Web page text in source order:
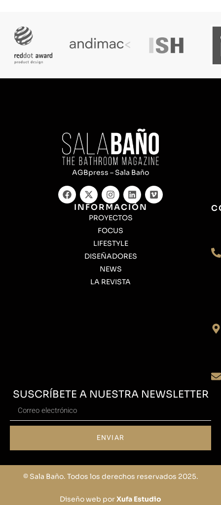
AGBpress – Sala Baño
INFORMACIÓN
PROYECTOS
FOCUS
LIFESTYLE
DISEÑADORES
NEWS
LA REVISTA
SUSCRÍBETE A NUESTRA NEWSLETTER
ENVIAR
© Sala Baño. Todos los derechos reservados 2025.
Diseño web porXufa Estudio